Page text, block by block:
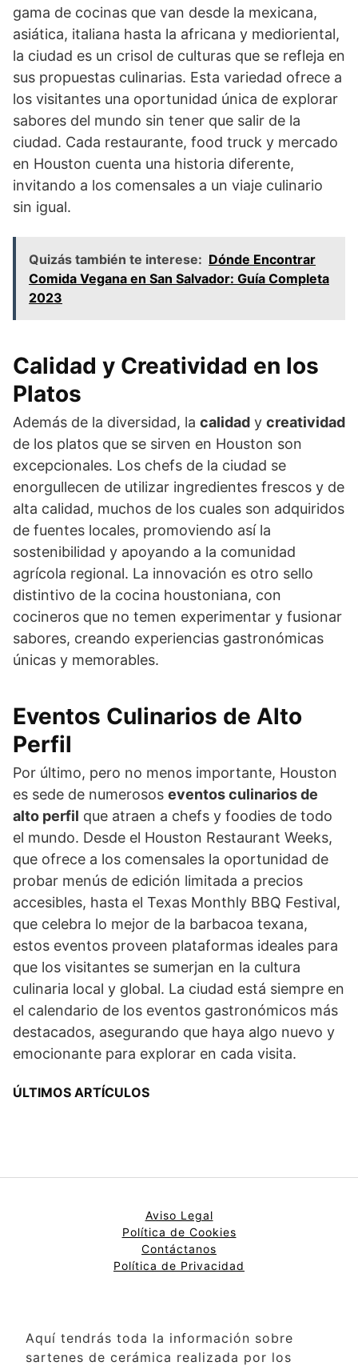
gama de cocinas que van desde la mexicana,
asiática, italiana hasta la africana y medioriental,
la ciudad es un crisol de culturas que se refleja en
sus propuestas culinarias. Esta variedad ofrece a
los visitantes una oportunidad única de explorar
sabores del mundo sin tener que salir de la
ciudad. Cada restaurante, food truck y mercado
en Houston cuenta una historia diferente,
invitando a los comensales a un viaje culinario
sin igual.
Quizás también te interese: Dónde Encontrar
Comida Vegana en San Salvador: Guía Completa
2023
Calidad y Creatividad en los
Platos
Además de la diversidad, la calidad y creatividad
de los platos que se sirven en Houston son
excepcionales. Los chefs de la ciudad se
enorgullecen de utilizar ingredientes frescos y de
alta calidad, muchos de los cuales son adquiridos
de fuentes locales, promoviendo así la
sostenibilidad y apoyando a la comunidad
agrícola regional. La innovación es otro sello
distintivo de la cocina houstoniana, con
cocineros que no temen experimentar y fusionar
sabores, creando experiencias gastronómicas
únicas y memorables.
Eventos Culinarios de Alto
Perfil
Por último, pero no menos importante, Houston
es sede de numerosos eventos culinarios de
alto perfil que atraen a chefs y foodies de todo
el mundo. Desde el Houston Restaurant Weeks,
que ofrece a los comensales la oportunidad de
probar menús de edición limitada a precios
accesibles, hasta el Texas Monthly BBQ Festival,
que celebra lo mejor de la barbacoa texana,
estos eventos proveen plataformas ideales para
que los visitantes se sumerjan en la cultura
culinaria local y global. La ciudad está siempre en
el calendario de los eventos gastronómicos más
destacados, asegurando que haya algo nuevo y
emocionante para explorar en cada visita.
ÚLTIMOS ARTÍCULOS
Aviso Legal
Política de Cookies
Contáctanos
Política de Privacidad
Aquí tendrás toda la información sobre
sartenes de cerámica realizada por los